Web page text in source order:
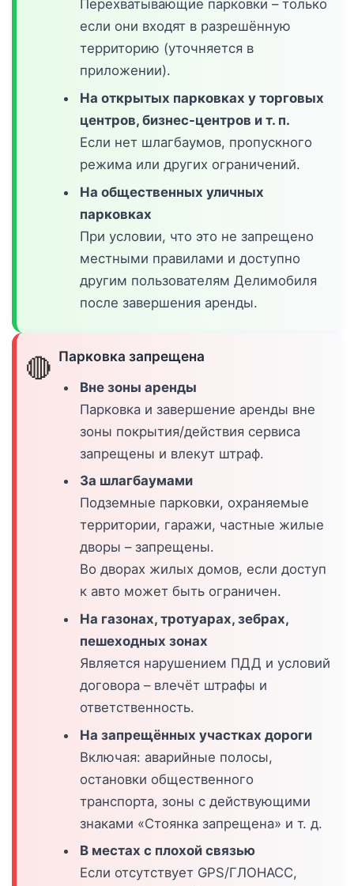
Перехватывающие парковки – только
если они входят в разрешённую
территорию (уточняется в
приложении).
На открытых парковках у торговых
центров, бизнес-центров и т. п.
Если нет шлагбаумов, пропускного
режима или других ограничений.
На общественных уличных
парковках
При условии, что это не запрещено
местными правилами и доступно
другим пользователям Делимобиля
после завершения аренды.
🔴 Парковка запрещена
Вне зоны аренды
Парковка и завершение аренды вне
зоны покрытия/действия сервиса
запрещены и влекут штраф.
За шлагбаумами
Подземные парковки, охраняемые
территории, гаражи, частные жилые
дворы – запрещены.
Во дворах жилых домов, если доступ
к авто может быть ограничен.
На газонах, тротуарах, зебрах,
пешеходных зонах
Является нарушением ПДД и условий
договора – влечёт штрафы и
ответственность.
На запрещённых участках дороги
Включая: аварийные полосы,
остановки общественного
транспорта, зоны с действующими
знаками «Стоянка запрещена» и т. д.
В местах с плохой связью
Если отсутствует GPS/ГЛОНАСС,